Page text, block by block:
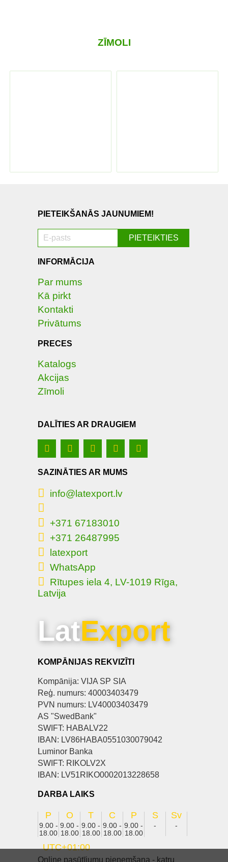
ZĪMOLI
PIETEIKŠANĀS JAUNUMIEM!
INFORMĀCIJA
Par mums
Kā pirkt
Kontakti
Privātums
PRECES
Katalogs
Akcijas
Zīmoli
DALĪTIES AR DRAUGIEM
SAZINĀTIES AR MUMS
info@latexport.lv
+371 67183010
+371 26487995
latexport
WhatsApp
Rītupes iela 4, LV-1019 Rīga,
Latvija
LatExport
KOMPĀNIJAS REKVIZĪTI
Kompānija: VIJA SP SIA
Reģ. numurs: 40003403479
PVN numurs: LV40003403479
AS "SwedBank"
SWIFT: HABALV22
IBAN: LV86HABA0551030079042
Luminor Banka
SWIFT: RIKOLV2X
IBAN: LV51RIKO0002013228658
DARBA LAIKS
P
9.00 -
18.00
O
9.00 -
18.00
T
9.00 -
18.00
C
9.00 -
18.00
P
9.00 -
18.00
S
-
Sv
-
UTC+01:00
Online pasūtījumu pieņemšana - katru